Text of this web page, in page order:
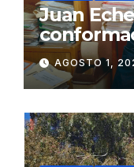
Juan
gabinete
Fujimori
AGOSTO 1,